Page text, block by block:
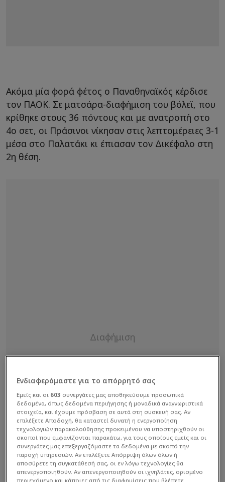
Ακόμα μία φορά φέτος ο Παναθηναϊκός κέρδισε
τον ΠΑΟΚ. Σε ματσάρα-διαφήμιση του βόλεϊ, που
κρίθηκε στους 36 πόντους και με ανατροπή στο
4ο σετ, οι Πράσινοι νίκησαν στις λεπτομέρειες 3-1
μέσα στο Παλατάκι κι έπιασαν τον Δικέφαλο στη
2η θέση.
Ενδιαφερόμαστε για το απόρρητό σας
Εμείς και οι 603 συνεργάτες μας αποθηκεύουμε προσωπικά
δεδομένα, όπως δεδομένα περιήγησης ή μοναδικά αναγνωριστικά
στοιχεία, και έχουμε πρόσβαση σε αυτά στη συσκευή σας. Αν
επιλέξετε Αποδοχή, θα καταστεί δυνατή η ενεργοποίηση
τεχνολογιών παρακολούθησης προκειμένου να υποστηριχθούν οι
σκοποί που εμφανίζονται παρακάτω, για τους οποίους εμείς και οι
συνεργάτες μας επεξεργαζόμαστε τα δεδομένα με σκοπό την
παροχή υπηρεσιών. Αν επιλέξετε Απόρριψη όλων όλων ή
αποσύρετε τη συγκατάθεσή σας, οι εν λόγω τεχνολογίες θα
απενεργοποιηθούν. Αν απενεργοποιηθούν οι ιχνηλάτες, ορισμένο
περιεχόμενο και κάποιες από τις διαφημίσεις που βλέπετε